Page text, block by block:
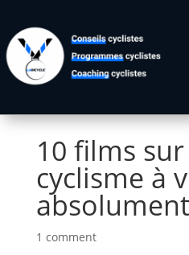
10 films
cyclisme à
1 comment